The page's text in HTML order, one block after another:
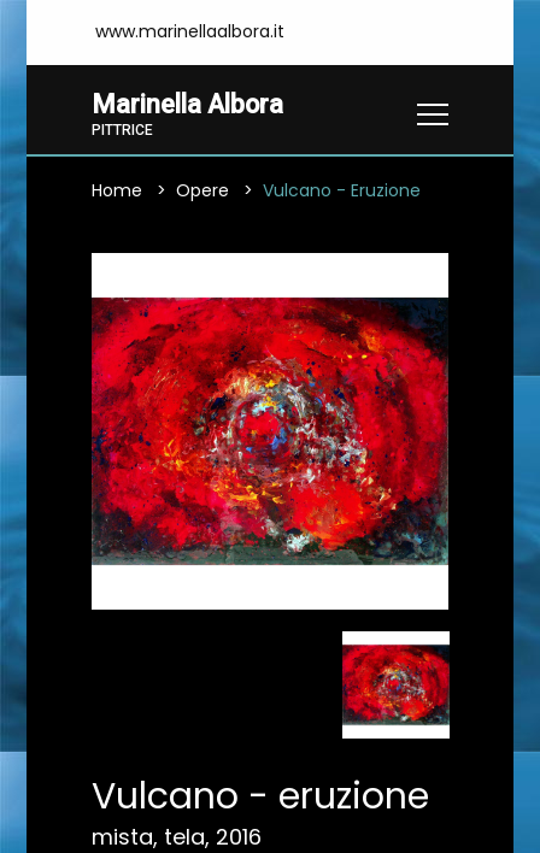
www.marinellaalbora.it
Marinella Albora
PITTRICE
Home Opere Vulcano - Eruzione
Vulcano - eruzione
mista, tela, 2016